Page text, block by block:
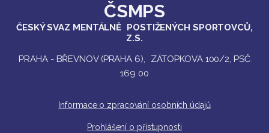
ČSMPS
ČESKÝ SVAZ MENTÁLNĚ POSTIŽENÝCH SPORTOVCŮ,
Z.S.
PRAHA - BŘEVNOV (PRAHA 6), ZÁTOPKOVA 100/2, PSČ
169 00
Informace o zpracování osobních údajů
Prohlášení o přístupnosti